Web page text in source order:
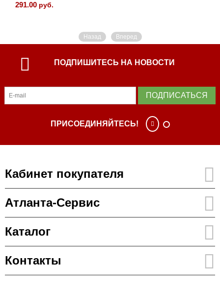
291.00 руб.
Назад Вперед
ПОДПИШИТЕСЬ НА НОВОСТИ
ПОДПИСАТЬСЯ
ПРИСОЕДИНЯЙТЕСЬ!
Кабинет покупателя
Атланта-Сервис
Каталог
Контакты